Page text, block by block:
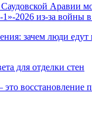
Аравии
2026 из-за войны
зачем люди едут
для отделки стен
восстановление